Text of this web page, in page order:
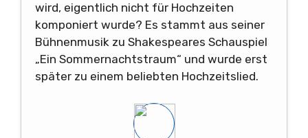
wird, eigentlich nicht für Hochzeiten
komponiert wurde? Es stammt aus seiner
Bühnenmusik zu Shakespeares Schauspiel
„Ein Sommernachtstraum“ und wurde erst
später zu einem beliebten Hochzeitslied.